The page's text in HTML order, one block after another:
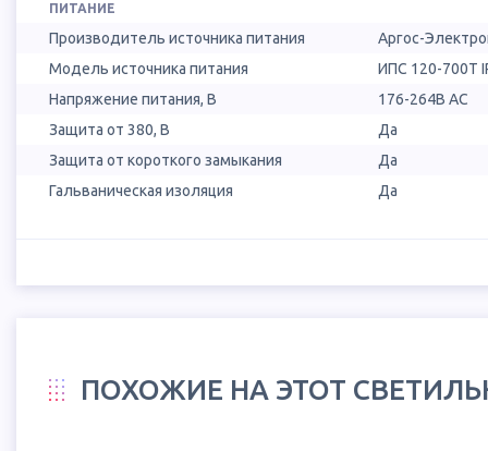
ПИТАНИЕ
Производитель источника питания
Аргос-
Модель источника питания
ИПС 120-700Т
Напряжение питания, В
176-264В AC
Защита от 380, В
Да
Защита от короткого замыкания
Да
Гальваническая изоляция
Да
ПОХОЖИЕ НА ЭТОТ